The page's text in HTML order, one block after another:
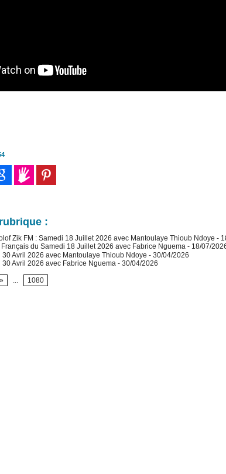
:
Zik FM : Samedi 18 Juillet 2026 avec Mantoulaye Thioub Ndoye -
du Samedi 18 Juillet 2026 avec Fabrice Nguema - 18/07/
Avril 2026 avec Mantoulaye Thioub Ndoye - 30/04/2026
30 Avril 2026 avec Fabrice Nguema - 30/04/2026
» ... 1080